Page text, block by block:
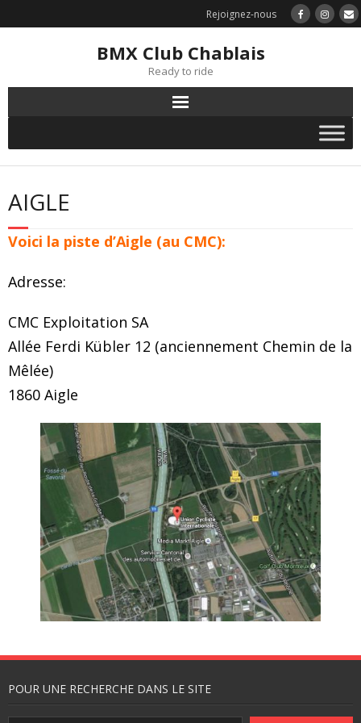
Rejoignez-nous
BMX Club Chablais
Ready to ride
AIGLE
Voici la piste d’Aigle (au CMC):
Adresse:
CMC Exploitation SA
Allée Ferdi Kübler 12 (anciennement Chemin de la
Mêlée)
1860 Aigle
POUR UNE RECHERCHE DANS LE SITE